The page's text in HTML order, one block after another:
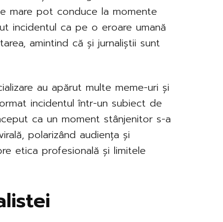
mare pot conduce la momente
incidentul ca pe o eroare umană
amintind că și jurnaliștii sunt
au apărut multe meme-uri și
incidentul într-un subiect de
ca un moment stânjenitor s-a
polarizând audiența și
etica profesională și limitele